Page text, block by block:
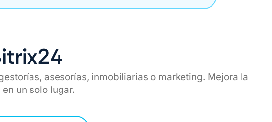
asesorías, inmobiliarias o marketing. Mejora la
un solo lugar.